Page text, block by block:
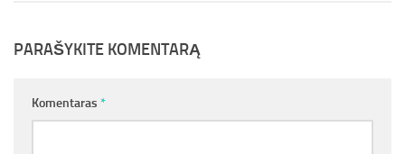
PARAŠYKITE KOMENTARĄ
Komentaras *